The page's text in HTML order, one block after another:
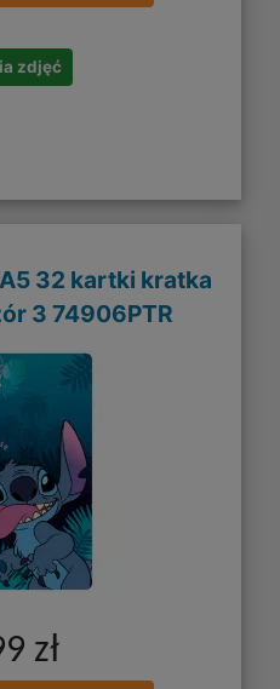
zdjęć
32 kartki kratka
3 74906PTR
zł